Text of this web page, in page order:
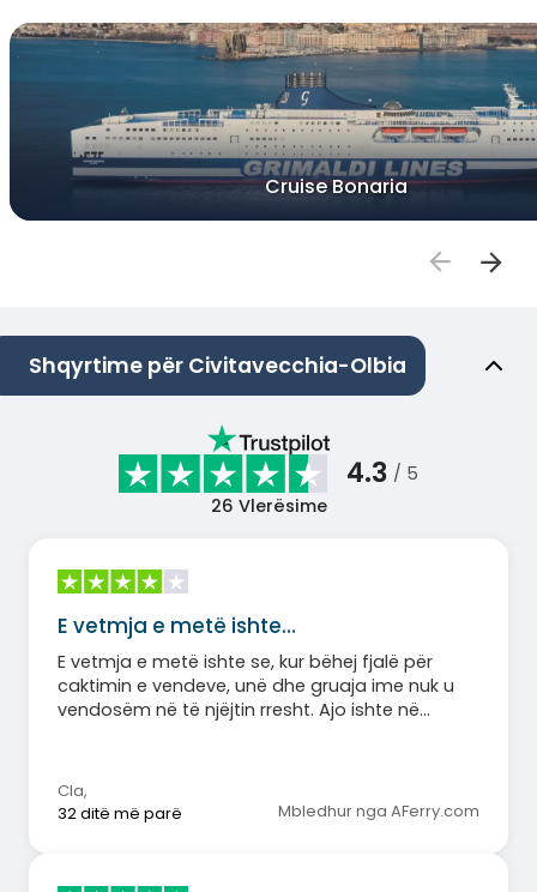
Cruise Bonaria
Shqyrtime për Civitavecchia-Olbia
4.3 / 5
26 Vlerësime
E vetmja e metë ishte…
E vetmja e metë ishte se, kur bëhej fjalë për
caktimin e vendeve, unë dhe gruaja ime nuk u
vendosëm në të njëjtin rresht. Ajo ishte në
Cla,
32 ditë më parë
Mbledhur nga AFerry.com